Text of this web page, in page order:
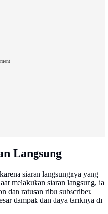
Langsung
siaran langsungnya yang
melakukan siaran langsung, ia
dan ratusan ribu subscriber.
dampak dan daya tariknya di